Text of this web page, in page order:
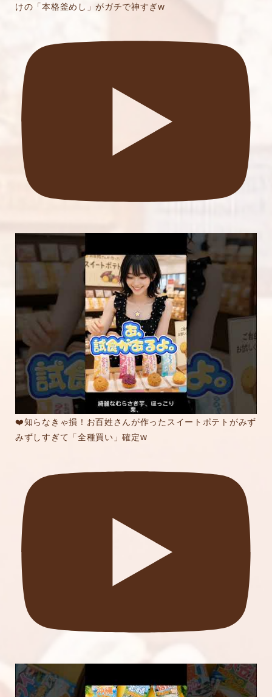
けの「本格釜めし」がガチで神すぎw
❤️知らなきゃ損！お百姓さんが作ったスイートポテトがみず
みずしすぎて「全種買い」確定w